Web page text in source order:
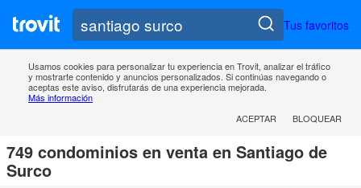
Tus favoritos
Usamos cookies para personalizar tu experiencia en Trovit, analizar el tráfico
y mostrarte contenido y anuncios personalizados. Si continúas navegando o
aceptas este aviso, disfrutarás de una experiencia mejorada.
Más información
ACEPTAR
BLOQUEAR
749 condominios en venta en Santiago de
Surco